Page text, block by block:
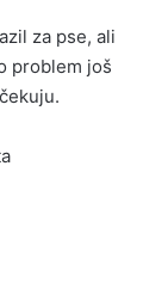
za pse, ali
problem još